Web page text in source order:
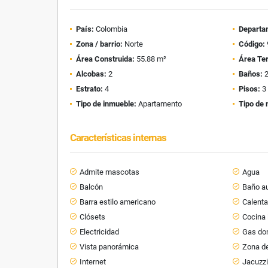
País: Colombia
Zona / barrio: Norte Código:
Área Construida: 55.88 m²
Área
Alcobas: 2 Baños:
Estrato: 4 Pisos: 3
Tipo de inmueble: Apartamento Tipo de
Características internas
Admite mascotas
Agua
Balcón
Baño
Barra estilo americano
Clósets
Cocina
Electricidad
Gas
Vista panorámica
Zona
Internet
Jacuzzi